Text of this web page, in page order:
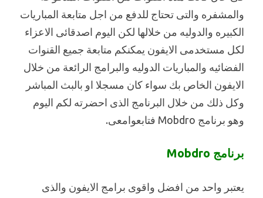
والمشفره والتى تحتاج للدفع من اجل متابعة المباريات
الكبيره والدوليه من خلالها لكن اليوم اصدقائى الاعزاء
لكل مستخدمى الايفون يمكنكم متابعة جميع القنوات
الفضائيه والمباريات الدوليه والبرامج الرائعة من خلال
الايفون الخاص بك سواء كان مسجلا او بالبث المباشر
وكل ذلك من خلال البرنامج الذى احضرته لكم اليوم
وهو برنامج Mobdro فتابعوامعى.
برنامج Mobdro
يعتبر واحد من افضل واقوى برامج الايفون والذى